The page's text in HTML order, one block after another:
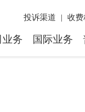
投诉渠道 | 收
业务 国际业务